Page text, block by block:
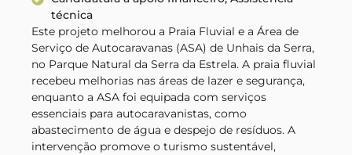
técnica
Este projeto melhorou a Praia Fluvial e a Área de
Serviço de Autocaravanas (ASA) de Unhais da Serra,
no Parque Natural da Serra da Estrela. A praia fluvial
recebeu melhorias nas áreas de lazer e segurança,
enquanto a ASA foi equipada com serviços
essenciais para autocaravanistas, como
abastecimento de água e despejo de resíduos. A
intervenção promove o turismo sustentável,